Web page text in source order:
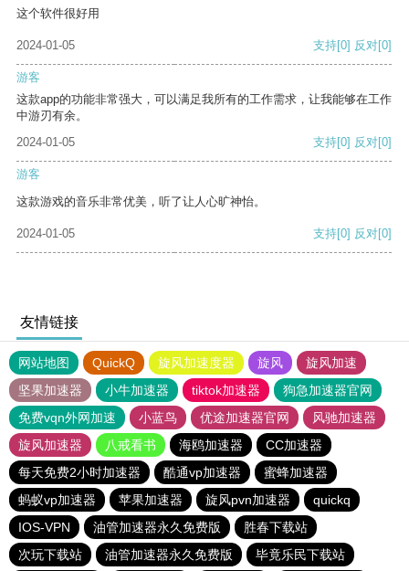
这个软件很好用
2024-01-05 支持[0] 反对[0]
游客
这款app的功能非常强大，可以满足我所有的工作需求，让我能够在工作
中游刃有余。
2024-01-05
支持[0] 反对[0]
游客
这款游戏的音乐非常优美，听了让人心旷神怡。
2024-01-05 支持[0] 反对[0]
友情链接
网站地图 QuickQ 旋风加速度器 旋风
旋风加速
坚果加速器
小牛加速器 tiktok加速器
狗急加速器官网
免费vqn外网加速
小蓝鸟 优途加速器官网
风驰加速器
旋风加速器
八戒看书 海鸥加速器
CC加速器
每天免费2小时加速器
酷通vp加速器
蜜蜂加速器
蚂蚁vp加速器
苹果加速器 旋风pvn加速器
quickq
IOS-VPN
油管加速器永久免费版
胜春下载站
次玩下载站
油管加速器永久免费版 毕竟乐民下载站